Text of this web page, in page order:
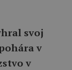
svoj
v
v